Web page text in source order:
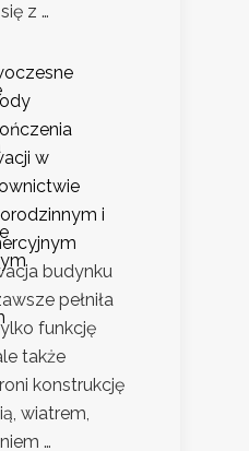
z …
w
i
budynku
pełniła
funkcję
także
konstrukcję
wiatrem,
…